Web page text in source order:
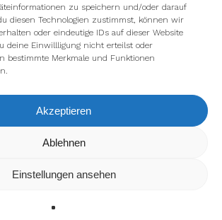
zu speichern und/oder darauf
diesen Technologien zustimmst, können wir
oder eindeutige IDs auf dieser Website
deine Einwillligung nicht erteilst oder
bestimmte Merkmale und Funktionen
Akzeptieren
Ablehnen
Einstellungen ansehen
um dir die bestmögliche Erfahrung auf
kannst du erfahren, welche Cookies wir
ausschalten.